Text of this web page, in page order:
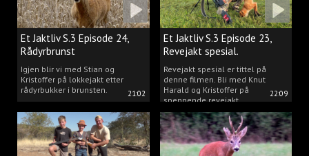
21:02
Et Jaktliv S.3 Episode 24,
Rådyrbrunst
Igjen blir vi med Stian og
Kristoffer på lokkejakt etter
rådyrbukker i brunsten.
22:09
Et Jaktliv S.3 Episode 23,
Revejakt spesial.
Revejakt spesial er tittel på
denne filmen. Bli med Knut
Harald og Kristoffer på
spennende revejakt.